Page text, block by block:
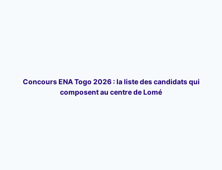
Concours ENA Togo 2026 : la liste des candidats qui
composent au centre de Lomé